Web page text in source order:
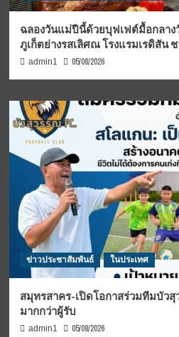
ฉลองวันแม่ปีนี้ด้วยบุฟเฟต์มื้อกลาง
ภูเก็ตย่างรสเลิศณ โรงแรมเรดิสัน
admin1 05/08/2026
ข่าวประชาสัมพันธ์ ในประเทศ
สมุทรสาคร-เปิดโอกาสร่วมทีมบัวสุ
มากกว่าผู้รับ
admin1 05/08/2026